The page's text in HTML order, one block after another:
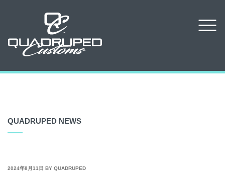
QUADRUPED NEWS
POSTED
2024年8月11日 BY QUADRUPED